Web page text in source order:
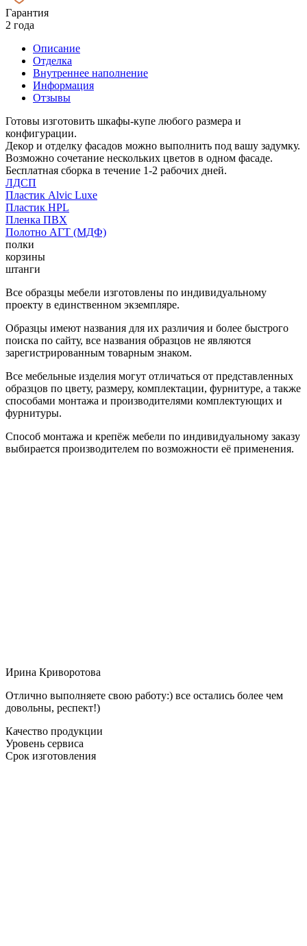
Гарантия
2 года
Описание
Отделка
Внутреннее наполнение
Информация
Отзывы
Готовы изготовить шкафы-купе любого размера и
конфигурации.
Декор и отделку фасадов можно выполнить под вашу задумку.
Возможно сочетание нескольких цветов в одном фасаде.
Бесплатная сборка в течение 1-2 рабочих дней.
ЛДСП
Пластик Alvic Luxe
Пластик HPL
Пленка ПВХ
Полотно АГТ (МДФ)
полки
корзины
штанги
Все образцы мебели изготовлены по индивидуальному
проекту в единственном экземпляре.
Образцы имеют названия для их различия и более быстрого
поиска по сайту, все названия образцов не являются
зарегистрированным товарным знаком.
Все мебельные изделия могут отличаться от представленных
образцов по цвету, размеру, комплектации, фурнитуре, а также
способами монтажа и производителями комплектующих и
фурнитуры.
Способ монтажа и крепёж мебели по индивидуальному заказу
выбирается производителем по возможности её применения.
Ирина Криворотова
Отлично выполняете свою работу:) все остались более чем
довольны, респект!)
Качество продукции
Уровень сервиса
Срок изготовления